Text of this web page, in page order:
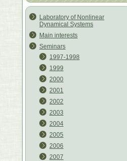
Laboratory of Nonlinear
Dynamical Systems
Main interests
Seminars
1997-1998
1999
2000
2001
2002
2003
2004
2005
2006
2007